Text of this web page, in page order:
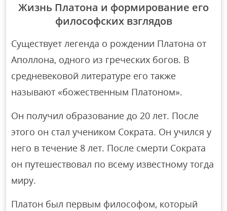
Жизнь Платона и формирование его
философских взглядов
Существует легенда о рождении Платона от
Аполлона, одного из греческих богов. В
средневековой литературе его также
называют «божественным Платоном».
Он получил образование до 20 лет. После
этого он стал учеником Сократа. Он учился у
него в течение 8 лет. После смерти Сократа
он путешествовал по всему известному тогда
миру.
Платон был первым философом, который